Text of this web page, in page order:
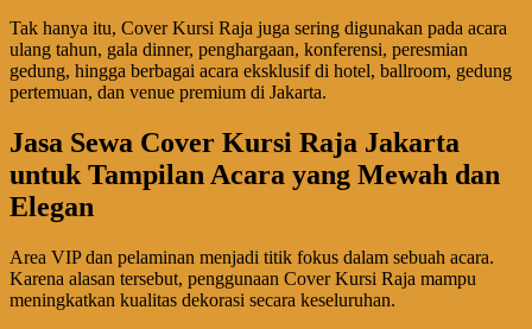
Tak hanya itu, Cover Kursi Raja juga sering digunakan pada acara
ulang tahun, gala dinner, penghargaan, konferensi, peresmian
gedung, hingga berbagai acara eksklusif di hotel, ballroom, gedung
pertemuan, dan venue premium di Jakarta.
Jasa Sewa Cover Kursi Raja Jakarta
untuk Tampilan Acara yang Mewah dan
Elegan
Area VIP dan pelaminan menjadi titik fokus dalam sebuah acara.
Karena alasan tersebut, penggunaan Cover Kursi Raja mampu
meningkatkan kualitas dekorasi secara keseluruhan.